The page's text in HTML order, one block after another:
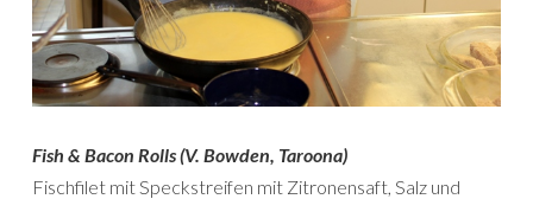
Fish & Bacon Rolls (V. Bowden, Taroona)
Fischfilet mit Speckstreifen mit Zitronensaft, Salz und